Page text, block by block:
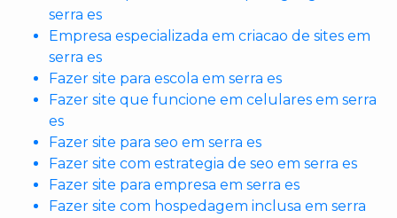
serra es
Empresa especializada em criacao de sites em
serra es
Fazer site para escola em serra es
Fazer site que funcione em celulares em serra
es
Fazer site para seo em serra es
Fazer site com estrategia de seo em serra es
Fazer site para empresa em serra es
Fazer site com hospedagem inclusa em serra